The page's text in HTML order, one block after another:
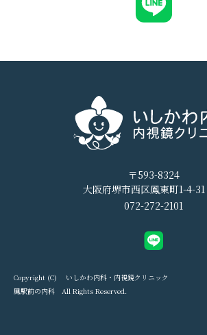
〒593-8324
大阪府堺市西区鳳東町1-4-
072-272-2101
Copyright (C) いしかわ内科・内視鏡クリニック
鳳駅前の内科 All Rights Reserved.